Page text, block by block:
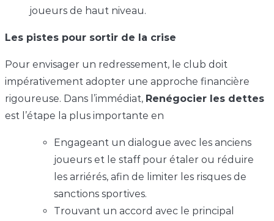
joueurs de haut niveau.
Les pistes pour sortir de la crise
Pour envisager un redressement, le club doit
impérativement adopter une approche financière
rigoureuse. Dans l’immédiat, Renégocier les dettes
est l’étape la plus importante en
Engageant un dialogue avec les anciens
joueurs et le staff pour étaler ou réduire
les arriérés, afin de limiter les risques de
sanctions sportives.
Trouvant un accord avec le principal